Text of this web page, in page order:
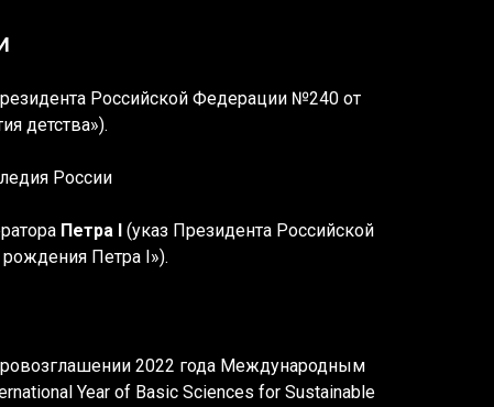
Российской Федерации №240 от
детства»).
России
Петра I(указ Президента Российской
Петра I»).
2022 года Международным
Year of Basic Sciences for Sustainable